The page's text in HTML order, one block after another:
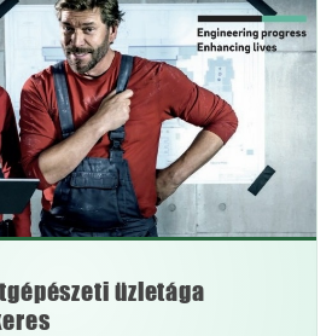
üzletága